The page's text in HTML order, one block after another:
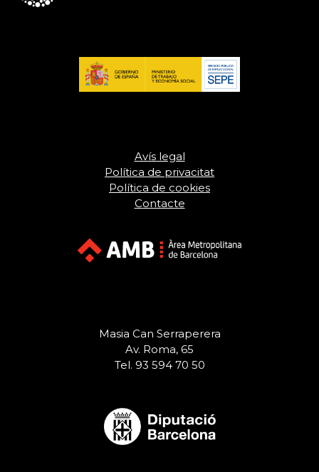
Avís legal
Política de privacitat
Política de cookies
Contacte
Masia Can Serraperera
Av. Roma, 65
Tel. 93 594 70 50